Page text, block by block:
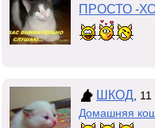
ПРОСТО -
ШКОД,
Домашняя